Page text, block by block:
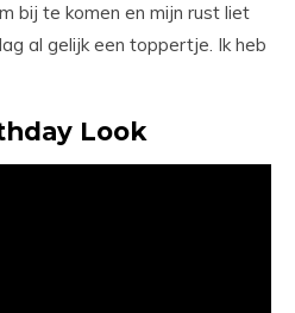
bij te komen en mijn rust liet
al gelijk een toppertje. Ik heb
Look